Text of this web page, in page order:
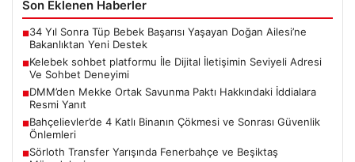
Son Eklenen Haberler
■34 Yıl Sonra Tüp Bebek Başarısı Yaşayan Doğan Ailesi’ne
Bakanlıktan Yeni Destek
■Kelebek sohbet platformu İle Dijital İletişimin Seviyeli Adresi
Ve Sohbet Deneyimi
■DMM’den Mekke Ortak Savunma Paktı Hakkındaki İddialara
Resmi Yanıt
■Bahçelievler’de 4 Katlı Binanın Çökmesi ve Sonrası Güvenlik
Önlemleri
■Sörloth Transfer Yarışında Fenerbahçe ve Beşiktaş